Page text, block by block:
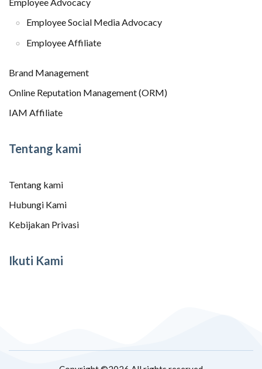
Employee Social Media Advocacy
Employee Affiliate
Brand Management
Online Reputation Management (ORM)
IAM Affiliate
Tentang kami
Tentang kami
Hubungi Kami
Kebijakan Privasi
Ikuti Kami